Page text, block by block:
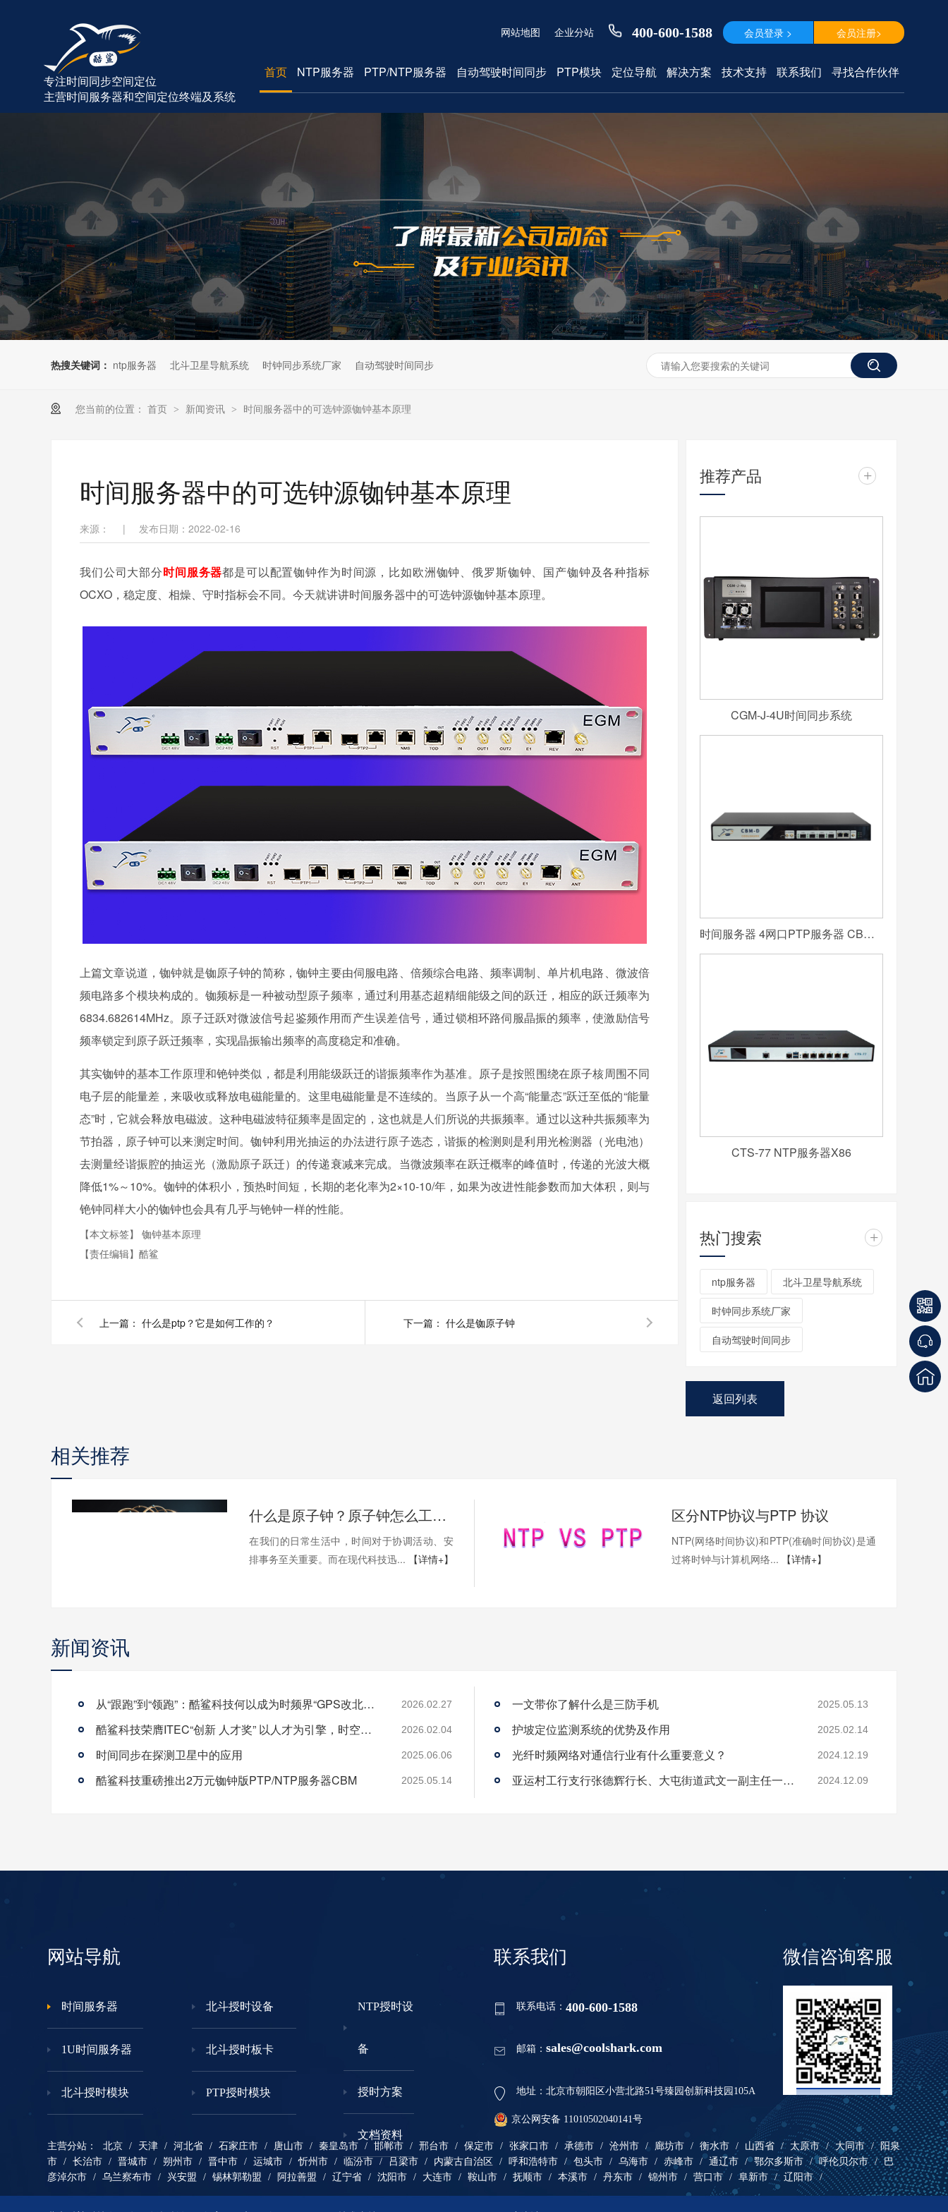
专注时间同步空间定位
主营时间服务器和空间定位终端及系统
网站地图 企业分站 400-600-1588 会员登录 > 会员注册>
首页 NTP服务器 PTP/NTP服务器 自动驾驶时间同步 PTP模块 定位导航 解决方案 技术支持 联系我们 寻找合作伙伴
热搜关键词： ntp服务器 北斗卫星导航系统 时钟同步系统厂家 自动驾驶时间同步
您当前的位置： 首页 > 新闻资讯 > 时间服务器中的可选钟源铷钟基本原理
时间服务器中的可选钟源铷钟基本原理
来源： | 发布日期：2022-02-16
我们公司大部分时间服务器都是可以配置铷钟作为时间源，比如欧洲铷钟、俄罗斯铷钟、国产铷钟及各种指标
OCXO，稳定度、相燥、守时指标会不同。今天就讲讲时间服务器中的可选钟源铷钟基本原理。
上篇文章说道，铷钟就是铷原子钟的简称，铷钟主要由伺服电路、倍频综合电路、频率调制、单片机电路、微波倍
频电路多个模块构成的。铷频标是一种被动型原子频率，通过利用基态超精细能级之间的跃迁，相应的跃迁频率为
6834.682614MHz。原子迁跃对微波信号起鉴频作用而产生误差信号，通过锁相环路伺服晶振的频率，使激励信号
频率锁定到原子跃迁频率，实现晶振输出频率的高度稳定和准确。
其实铷钟的基本工作原理和铯钟类似，都是利用能级跃迁的谐振频率作为基准。原子是按照围绕在原子核周围不同
电子层的能量差，来吸收或释放电磁能量的。这里电磁能量是不连续的。当原子从一个高“能量态”跃迁至低的“能量
态”时，它就会释放电磁波。这种电磁波特征频率是固定的，这也就是人们所说的共振频率。通过以这种共振频率为
节拍器，原子钟可以来测定时间。铷钟利用光抽运的办法进行原子选态，谐振的检测则是利用光检测器（光电池）
去测量经谐振腔的抽运光（激励原子跃迁）的传递衰减来完成。当微波频率在跃迁概率的峰值时，传递的光波大概
降低1%～10%。铷钟的体积小，预热时间短，长期的老化率为2×10-10/年，如果为改进性能参数而加大体积，则与
铯钟同样大小的铷钟也会具有几乎与铯钟一样的性能。
【本文标签】 铷钟基本原理
【责任编辑】 酷鲨
上一篇： 什么是ptp？它是如何工作的？ 下一篇： 什么是铷原子钟
推荐产品 +
CGM-J-4U时间同步系统
时间服务器 4网口PTP服务器 CBM-D-40
CTS-77 NTP服务器X86
热门搜索 +
ntp服务器 北斗卫星导航系统
时钟同步系统厂家
自动驾驶时间同步
返回列表
相关推荐
什么是原子钟？原子钟怎么工作？
在我们的日常生活中，时间对于协调活动、安
排事务至关重要。而在现代科技迅...
【详情+】
区分NTP协议与PTP 协议
NTP(网络时间协议)和PTP(准确时间协议)是通
过将时钟与计算机网络...
【详情+】
新闻资讯
从“跟跑”到“领跑”：酷鲨科技何以成为时频界“GPS改北斗”市场的头号黑马 2026.02.27
酷鲨科技荣膺ITEC“创新 人才奖” 以人才为引擎，时空为基石，驱动智能未来 2026.02.04
时间同步在探测卫星中的应用 2025.06.06
酷鲨科技重磅推出2万元铷钟版PTP/NTP服务器CBM 2025.05.14
一文带你了解什么是三防手机 2025.05.13
护坡定位监测系统的优势及作用 2025.02.14
光纤时频网络对通信行业有什么重要意义？ 2024.12.19
亚运村工行支行张德辉行长、大屯街道武文一副主任一行莅临酷鲨科技调研 2024.12.09
网站导航
时间服务器 北斗授时设备 NTP授时设
备
1U时间服务器 北斗授时板卡
授时方案
北斗授时模块 PTP授时模块
文档资料
联系我们
联系电话：400-600-1588
邮箱：sales@coolshark.com
地址：北京市朝阳区小营北路51号臻园创新科技园105A
京公网安备 11010502040141号
微信咨询客服
主营分站： 北京 / 天津 / 河北省 / 石家庄市 / 唐山市 / 秦皇岛市 / 邯郸市 / 邢台市 / 保定市 / 张家口市 / 承德市 / 沧州市 / 廊坊市 / 衡水市 / 山西省 / 太原市 / 大同市 / 阳泉
市 / 长治市 / 晋城市 / 朔州市 / 晋中市 / 运城市 / 忻州市 / 临汾市 / 吕梁市 / 内蒙古自治区 / 呼和浩特市 / 包头市 / 乌海市 / 赤峰市 / 通辽市 / 鄂尔多斯市 / 呼伦贝尔市 / 巴
彦淖尔市 / 乌兰察布市 / 兴安盟 / 锡林郭勒盟 / 阿拉善盟 / 辽宁省 / 沈阳市 / 大连市 / 鞍山市 / 抚顺市 / 本溪市 / 丹东市 / 锦州市 / 营口市 / 阜新市 / 辽阳市 /